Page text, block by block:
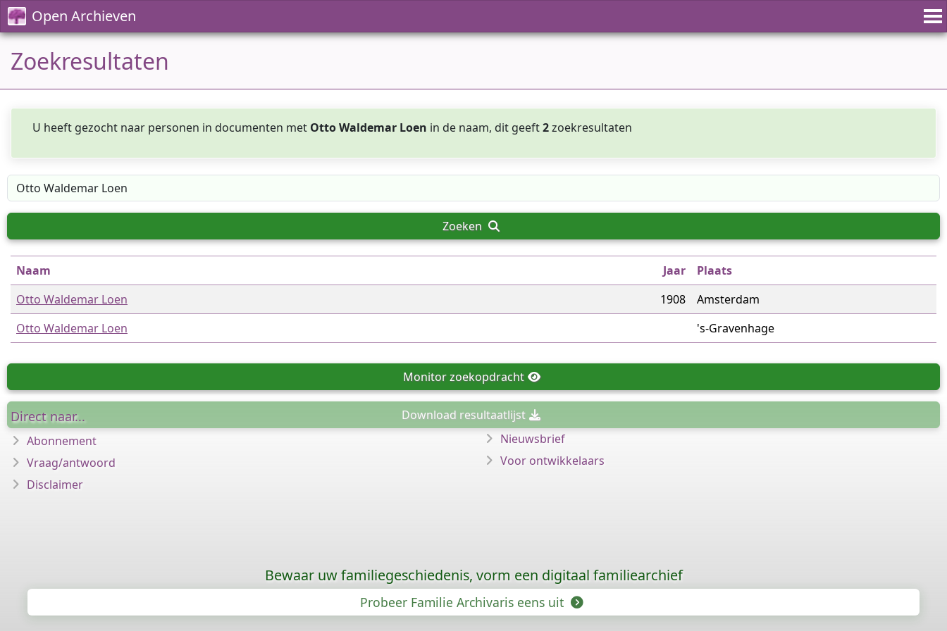
Open Archieven
Zoekresultaten
U heeft gezocht naar personen in documenten met Otto Waldemar Loen in de naam, dit geeft2zoekresultaten
Zoeken
Naam Jaar
Plaats
Otto Waldemar Loen
1908
Amsterdam
Otto Waldemar Loen
's-Gravenhage
Monitorzoekopdracht
Download resultaatlijst
Direct naar...
Abonnement
Vraag/antwoord
Disclaimer
Nieuwsbrief
Voor ontwikkelaars
Bewaar uw familiegeschiedenis, vorm een digitaal familiearchief
Probeer Familie Archivaris eens uit